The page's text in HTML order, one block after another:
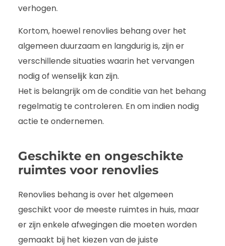
verhogen.
Kortom, hoewel renovlies behang over het
algemeen duurzaam en langdurig is, zijn er
verschillende situaties waarin het vervangen
nodig of wenselijk kan zijn.
Het is belangrijk om de conditie van het behang
regelmatig te controleren. En om indien nodig
actie te ondernemen.
Geschikte en ongeschikte
ruimtes voor renovlies
Renovlies behang is over het algemeen
geschikt voor de meeste ruimtes in huis, maar
er zijn enkele afwegingen die moeten worden
gemaakt bij het kiezen van de juiste